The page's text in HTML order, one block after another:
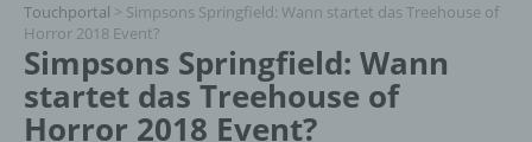
Touchportal > Simpsons Springfield: Wann startet das Treehouse of
Horror 2018 Event?
Simpsons Springfield: Wann
startet das Treehouse of
Horror 2018 Event?